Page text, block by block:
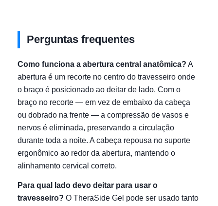
Perguntas frequentes
Como funciona a abertura central anatômica? A
abertura é um recorte no centro do travesseiro onde
o braço é posicionado ao deitar de lado. Com o
braço no recorte — em vez de embaixo da cabeça
ou dobrado na frente — a compressão de vasos e
nervos é eliminada, preservando a circulação
durante toda a noite. A cabeça repousa no suporte
ergonômico ao redor da abertura, mantendo o
alinhamento cervical correto.
Para qual lado devo deitar para usar o
travesseiro? O TheraSide Gel pode ser usado tanto